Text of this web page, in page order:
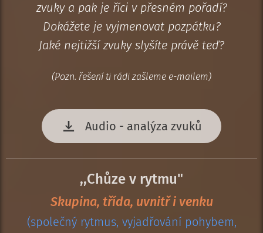
zvuky a pak je říci v přesném pořadí?
Dokážete je vyjmenovat pozpátku?
Jaké nejtižší zvuky slyšíte právě teď?
(Pozn. řešení ti rádi zašleme e-mailem)
Audio - analýza zvuků
,,Chůze v rytmu"
Skupina, třída, uvnitř i venku
(společný rytmus, vyjadřování pohybem,